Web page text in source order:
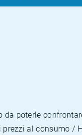
poterle
al consumo /